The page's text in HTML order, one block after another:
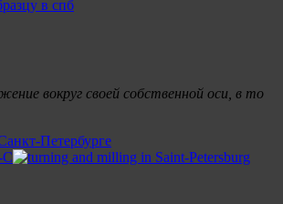
вокруг своей собственной оси, в то